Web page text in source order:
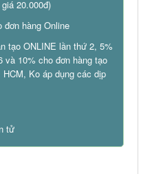
20.000đ)
đơn hàng Online
tạo ONLINE lần thứ 2, 5%
và 10% cho đơn hàng tạo
Ko áp dụng các dịp
tử